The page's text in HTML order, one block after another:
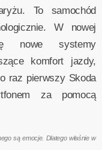
To samochód
W nowej
nowe systemy
komfort jazdy,
raz pierwszy Skoda
za pomocą
są emocje. Dlatego właśnie w